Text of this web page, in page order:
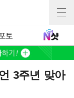
토
3주년 맞아